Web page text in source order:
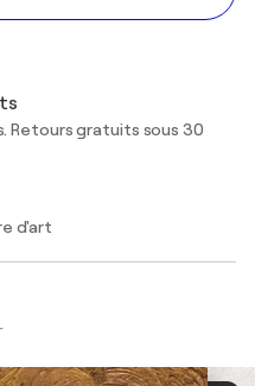
Retours gratuits sous 30
d'art